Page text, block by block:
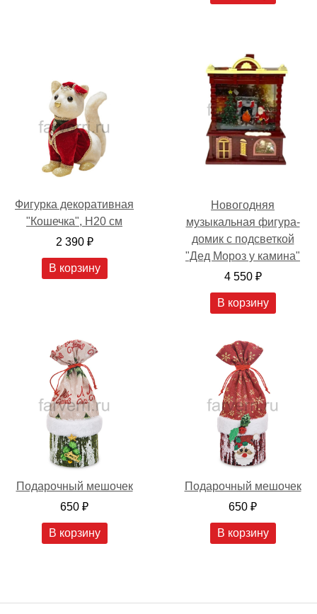
Фигурка декоративная
"Кошечка", H20 см
2 390 ₽
В корзину
Новогодняя
музыкальная фигура-
домик с подсветкой
"Дед Мороз у камина"
4 550 ₽
В корзину
Подарочный мешочек
650 ₽
В корзину
Подарочный мешочек
650 ₽
В корзину